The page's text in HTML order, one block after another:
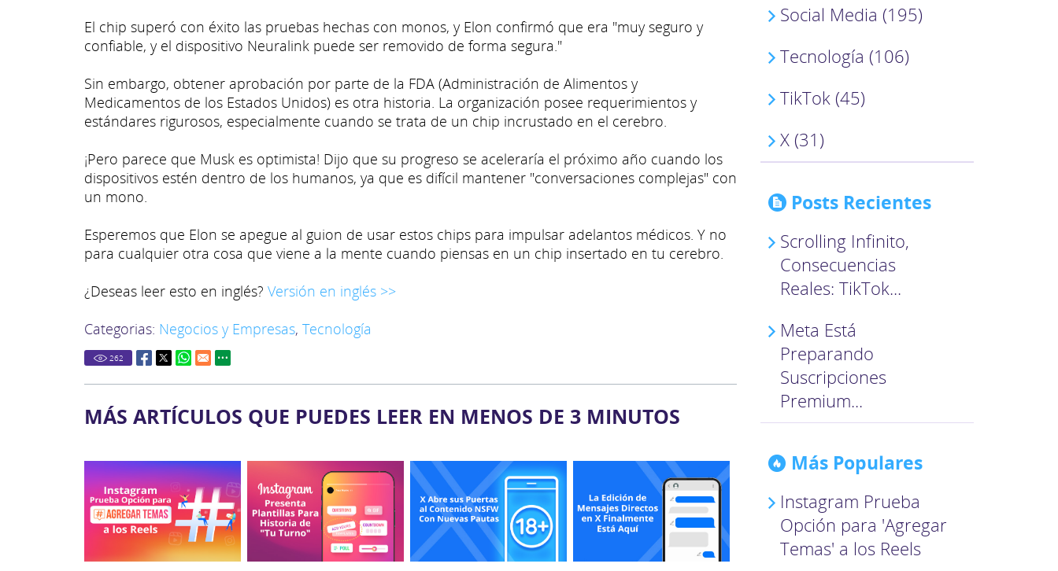
El chip superó con éxito las pruebas hechas con monos, y Elon confirmó que era "muy seguro y
confiable, y el dispositivo Neuralink puede ser removido de forma segura."
Sin embargo, obtener aprobación por parte de la FDA (Administración de Alimentos y
Medicamentos de los Estados Unidos) es otra historia. La organización posee requerimientos y
estándares rigurosos, especialmente cuando se trata de un chip incrustado en el cerebro.
¡Pero parece que Musk es optimista! Dijo que su progreso se aceleraría el próximo año cuando los
dispositivos estén dentro de los humanos, ya que es difícil mantener "conversaciones complejas" con
un mono.
Esperemos que Elon se apegue al guion de usar estos chips para impulsar adelantos médicos. Y no
para cualquier otra cosa que viene a la mente cuando piensas en un chip insertado en tu cerebro.
¿Deseas leer esto en inglés? Versión en inglés >>
Categorias: Negocios y Empresas, Tecnología
262
MÁS ARTÍCULOS QUE PUEDES LEER EN MENOS DE 3 MINUTOS
Social Media (195)
Tecnología (106)
TikTok (45)
X (31)
Posts Recientes
Scrolling Infinito,
Consecuencias
Reales: TikTok...
Meta Está
Preparando
Suscripciones
Premium...
Más Populares
Instagram Prueba
Opción para 'Agregar
Temas' a los Reels